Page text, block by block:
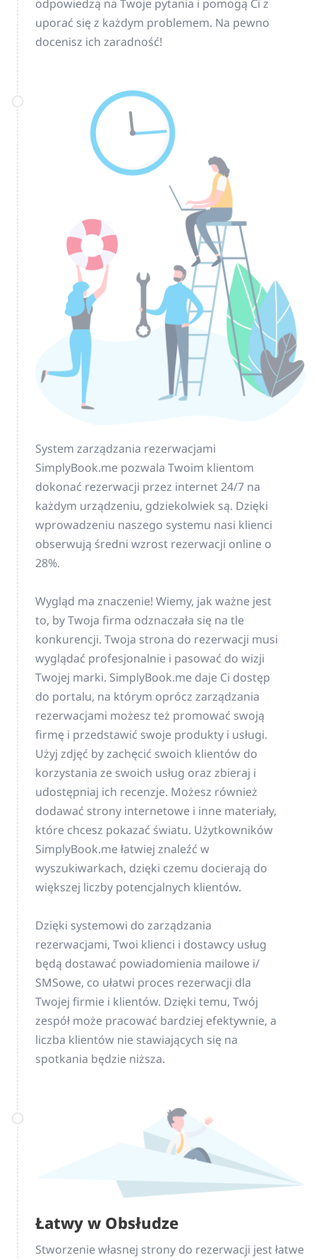
odpowiedzą na Twoje pytania i pomogą Ci z
uporać się z każdym problemem. Na pewno
docenisz ich zaradność!
System zarządzania rezerwacjami
SimplyBook.me pozwala Twoim klientom
dokonać rezerwacji przez internet 24/7 na
każdym urządzeniu, gdziekolwiek są. Dzięki
wprowadzeniu naszego systemu nasi klienci
obserwują średni wzrost rezerwacji online o
28%.
Wygląd ma znaczenie! Wiemy, jak ważne jest
to, by Twoja firma odznaczała się na tle
konkurencji. Twoja strona do rezerwacji musi
wyglądać profesjonalnie i pasować do wizji
Twojej marki. SimplyBook.me daje Ci dostęp
do portalu, na którym oprócz zarządzania
rezerwacjami możesz też promować swoją
firmę i przedstawić swoje produkty i usługi.
Użyj zdjęć by zachęcić swoich klientów do
korzystania ze swoich usług oraz zbieraj i
udostępniaj ich recenzje. Możesz również
dodawać strony internetowe i inne materiały,
które chcesz pokazać światu. Użytkowników
SimplyBook.me łatwiej znaleźć w
wyszukiwarkach, dzięki czemu docierają do
większej liczby potencjalnych klientów.
Dzięki systemowi do zarządzania
rezerwacjami, Twoi klienci i dostawcy usług
będą dostawać powiadomienia mailowe i/
SMSowe, co ułatwi proces rezerwacji dla
Twojej firmie i klientów. Dzięki temu, Twój
zespół może pracować bardziej efektywnie, a
liczba klientów nie stawiających się na
spotkania będzie niższa.
Łatwy w Obsłudze
Stworzenie własnej strony do rezerwacji jest łatwe